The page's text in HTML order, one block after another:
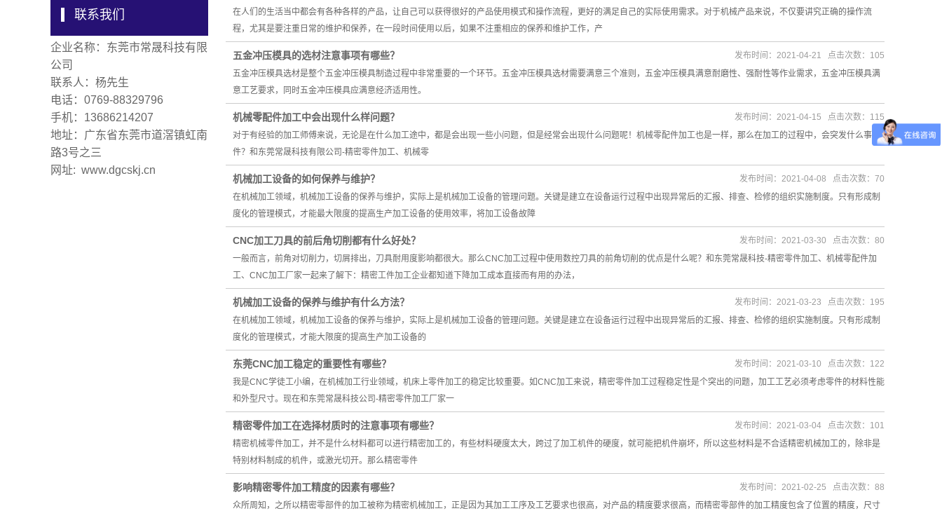
联系我们
企业名称：东莞市常晟科技有限
公司
联系人：杨先生
电话：0769-88329796
手机：13686214207
地址：广东省东莞市道滘镇虹南
路3号之三
网址: www.dgcskj.cn
在人们的生活当中都会有各种各样的产品，让自己可以获得很好的产品使用模式和操作流程，更好的满足自己的实际使用需求。对于机械产品来说，不仅要讲究正确的操作流
程，尤其是要注重日常的维护和保养，在一段时间使用以后，如果不注重相应的保养和维护工作，产
五金冲压模具的选材注意事项有哪些？
五金冲压模具选材是整个五金冲压模具制造过程中非常重要的一个环节。五金冲压模具选材需要满意三个准则，五金冲压模具满意耐磨性、强耐性等作业需求，五金冲压模具满
意工艺要求，同时五金冲压模具应满意经济适用性。
发布时间：2021-04-21 点击次数：105
机械零配件加工中会出现什么样问题？
对于有经验的加工师傅来说，无论是在什么加工途中，都是会出现一些小问题，但是经常会出现什么问题呢！机械零配件加工也是一样，那么在加工的过程中，会突发什么事
件？和东莞常晟科技有限公司-精密零件加工、机械零
发布时间：2021-04-15 点击次数：115
机械加工设备的如何保养与维护？
在机械加工领域，机械加工设备的保养与维护，实际上是机械加工设备的管理问题。关键是建立在设备运行过程中出现异常后的汇报、排查、检修的组织实施制度。只有形成制
度化的管理模式，才能最大限度的提高生产加工设备的使用效率，将加工设备故障
发布时间：2021-04-08 点击次数：70
CNC加工刀具的前后角切削都有什么好处？
一般而言，前角对切削力，切屑排出，刀具耐用度影响都很大。那么CNC加工过程中使用数控刀具的前角切削的优点是什么呢？和东莞常晟科技-精密零件加工、机械零配件加
工、CNC加工厂家一起来了解下：精密工件加工企业都知道下降加工成本直接而有用的办法，
发布时间：2021-03-30 点击次数：80
机械加工设备的保养与维护有什么方法？
在机械加工领域，机械加工设备的保养与维护，实际上是机械加工设备的管理问题。关键是建立在设备运行过程中出现异常后的汇报、排查、检修的组织实施制度。只有形成制
度化的管理模式，才能大限度的提高生产加工设备的
发布时间：2021-03-23 点击次数：195
东莞CNC加工稳定的重要性有哪些？
我是CNC学徒工小编，在机械加工行业领域，机床上零件加工的稳定比较重要。如CNC加工来说，精密零件加工过程稳定性是个突出的问题，加工工艺必须考虑零件的材料性能
和外型尺寸。现在和东莞常晟科技公司-精密零件加工厂家一
发布时间：2021-03-10 点击次数：122
精密零件加工在选择材质时的注意事项有哪些？
精密机械零件加工，并不是什么材料都可以进行精密加工的，有些材料硬度太大，跨过了加工机件的硬度，就可能把机件崩坏，所以这些材料是不合适精密机械加工的，除非是
特别材料制成的机件，或激光切开。那么精密零件
发布时间：2021-03-04 点击次数：101
影响精密零件加工精度的因素有哪些？
众所周知，之所以精密零部件的加工被称为精密机械加工，正是因为其加工工序及工艺要求也很高，对产品的精度要求很高，而精密零部件的加工精度包含了位置的精度，尺寸
发布时间：2021-02-25 点击次数：88